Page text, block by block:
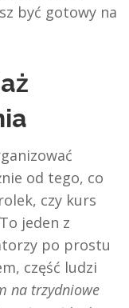
być gotowy na
od tego, co
czy kurs
jeden z
po prostu
część ludzi
na trzydniowe